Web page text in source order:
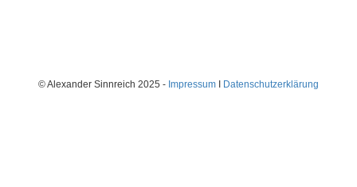
© Alexander Sinnreich 2025 - Impressum I Datenschutzerklärung